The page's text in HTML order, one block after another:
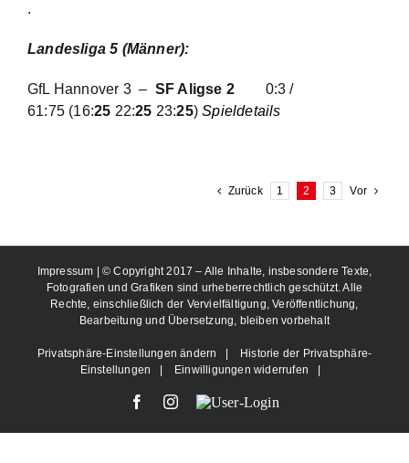
.
Landesliga 5 (Männer):
GfL Hannover 3 – SF Aligse 2
0:3 /
61:75 (16:25 22:25 23:25) Spieldetails
Zurück 1 2 3 Vor
Impressum
| © Copyright 2017 – Alle Inhalte, insbesondere Texte,
Fotografien und Grafiken sind urheberrechtlich geschützt. Alle
Rechte, einschließlich der Vervielfältigung, Veröffentlichung,
Bearbeitung und Übersetzung, bleiben vorbehalt
Privatsphäre-Einstellungen ändern
Historie der Privatsphäre-
Einstellungen
Einwilligungen widerrufen
FacebookInstagram
User-